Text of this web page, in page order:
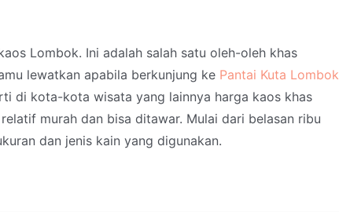
Lombok. Ini adalah salah satu oleh-oleh khas
lewatkan apabila berkunjung ke Pantai Kuta Lombok
di kota-kota wisata yang lainnya harga kaos khas
murah dan bisa ditawar. Mulai dari belasan ribu
dan jenis kain yang digunakan.